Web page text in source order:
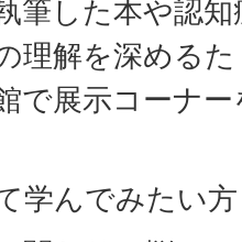
筆した本や認
理解を深めるた
で展示コーナー
学んでみたい方